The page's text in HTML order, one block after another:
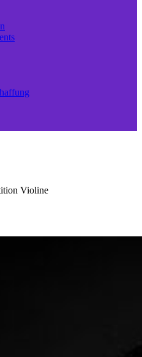
Violine